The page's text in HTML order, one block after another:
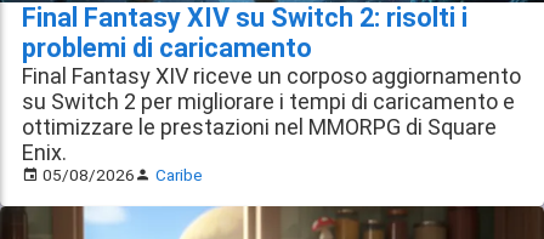
Final Fantasy XIV su Switch 2: risolti i
problemi di caricamento
Final Fantasy XIV riceve un corposo aggiornamento
su Switch 2 per migliorare i tempi di caricamento e
ottimizzare le prestazioni nel MMORPG di Square
Enix.
05/08/2026 Caribe